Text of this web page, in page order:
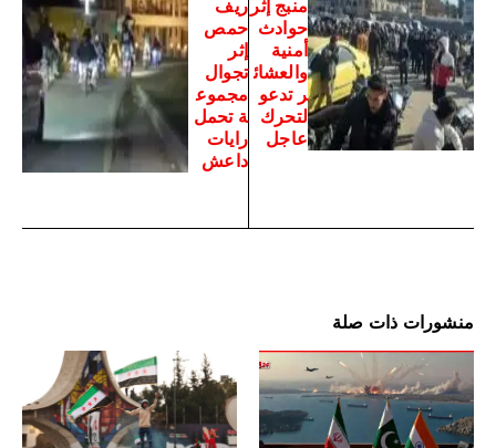
منبج إثر
حوادث
أمنية
والعشائ
ر تدعو
لتحرك
عاجل
ريف
حمص
إثر
تجوال
مجموع
ة تحمل
رايات
داعش
منشورات ذات صلة